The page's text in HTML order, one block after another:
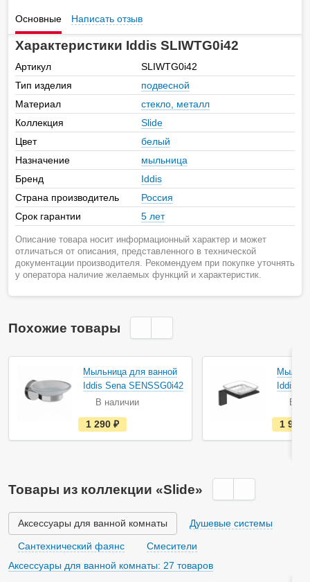
Основные Написать отзыв
Характеристики Iddis SLIWTG0i42
Артикул
SLIWTG0i42
Тип изделия
подвесной
Материал
стекло, металл
Коллекция
Slide
Цвет
белый
Назначение
мыльница
Бренд
Iddis
Страна производитель
Россия
Срок гарантии
5 лет
Описание товара носит информационный характер и может
отличаться от описания, представленного в технической
документации производителя. Рекомендуем при покупке уточнять
у оператора наличие желаемых функций и характеристик.
Похожие товары
Мыльница для ванной
Iddis Sena SENSSG0i42
В наличии
е
с
т
л
и
и
1 290
Iddis
В
1 920
Товары из коллекции «Slide»
Аксессуары для ванной комнаты Душевые системы
Сантехнический фаянс
Смесители
Аксессуары для ванной комнаты: 27 товаров